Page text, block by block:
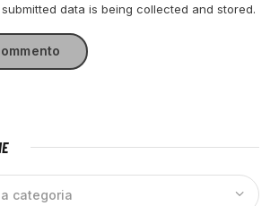
data is being collected and stored.